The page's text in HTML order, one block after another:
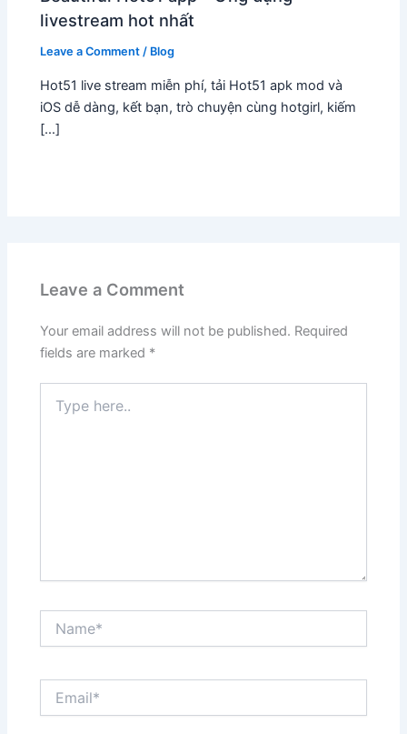
livestream hot nhất
Leave a Comment / Blog
Hot51 live stream miễn phí, tải Hot51 apk mod và
iOS dễ dàng, kết bạn, trò chuyện cùng hotgirl, kiếm
[…]
Leave a Comment
Your email address will not be published. Required
fields are marked *
here..